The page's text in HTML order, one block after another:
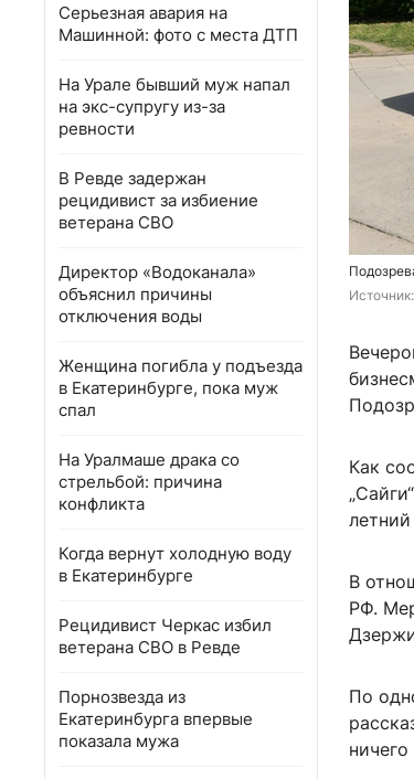
Серьезная авария на
Машинной: фото с места ДТП
На Урале бывший муж напал
на экс-супругу из-за
ревности
В Ревде задержан
рецидивист за избиение
ветерана СВО
Директор «Водоканала»
объяснил причины
отключения воды
Женщина погибла у подъезда
в Екатеринбурге, пока муж
спал
На Уралмаше драка со
стрельбой: причина
конфликта
Когда вернут холодную воду
в Екатеринбурге
Рецидивист Черкас избил
ветерана СВО в Ревде
Порнозвезда из
Екатеринбурга впервые
показала мужа
Источник:
Как
В
РФ.
По